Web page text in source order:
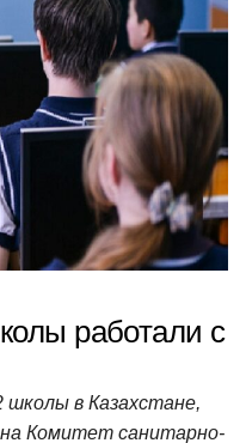
а
ц
и
ю
работали с
в Казахстане,
Комитет санитарно-